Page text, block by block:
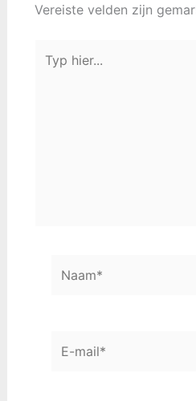
Vereiste velden zijn
hier...
mail*